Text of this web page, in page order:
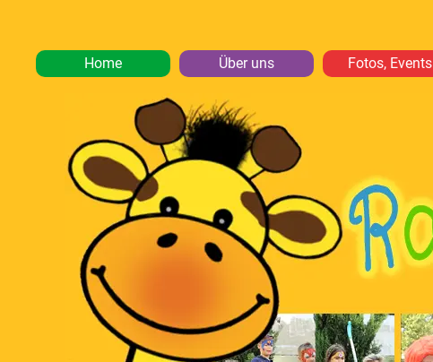
Home Über uns Fotos, Events